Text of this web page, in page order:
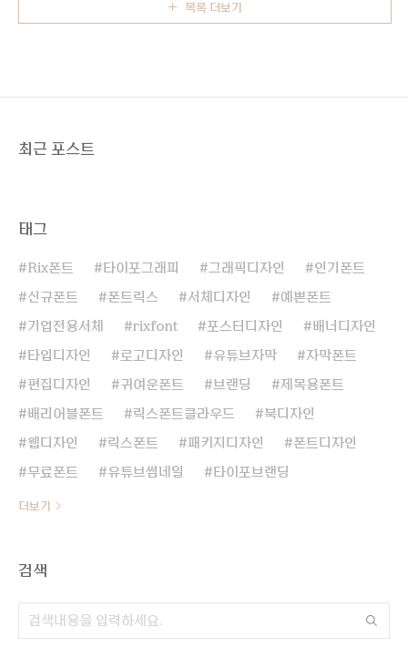
목록 더보기
최근 포스트
태그
Rix폰트 타이포그래피 그래픽디자인 인기폰트
신규폰트 폰트릭스 서체디자인 예쁜폰트
기업전용서체 rixfont 포스터디자인 배너디자인
타입디자인 로고디자인 유튜브자막 자막폰트
편집디자인 귀여운폰트 브랜딩 제목용폰트
배리어블폰트 릭스폰트클라우드 북디자인
웹디자인 릭스폰트 패키지디자인 폰트디자인
무료폰트 유튜브썸네일 타이포브랜딩
더보기
검색